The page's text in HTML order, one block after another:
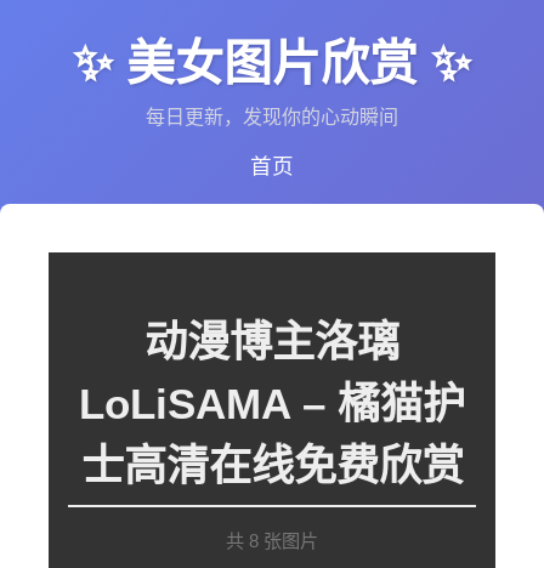
✨ 美女图片欣赏 ✨
每日更新，发现你的心动瞬间
首页
动漫博主洛璃
LoLiSAMA – 橘猫护
士高清在线免费欣赏
共 8 张图片